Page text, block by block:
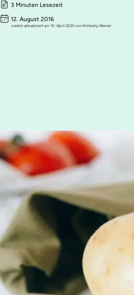
3 Minuten Lesezeit
12. August 2016
zuletzt aktualisiert am 10. April 2025 von Kimberly Werner